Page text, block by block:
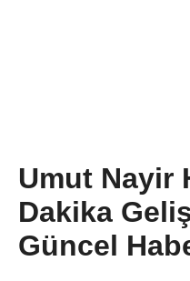
Umut Nayir
Dakika
Güncel